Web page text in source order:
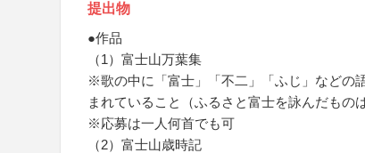
提出物
●作品
（1）富士山万葉集
※歌の中に「富士」「不二」「ふじ」などの
まれていること（ふるさと富士を詠んだもの
※応募は一人何首でも可
（2）富士山歳時記